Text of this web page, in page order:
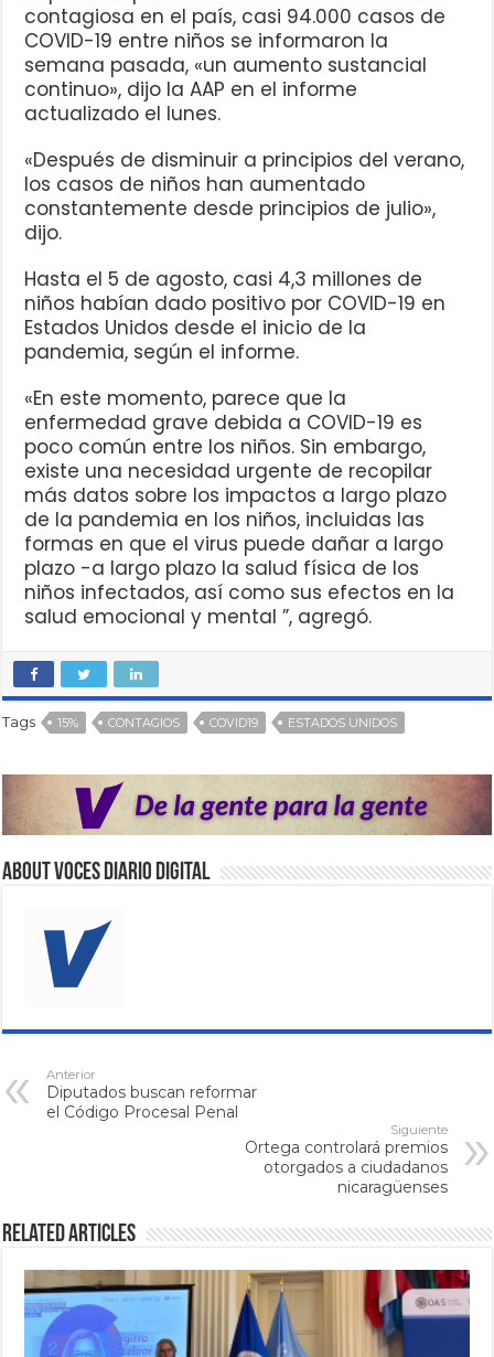
contagiosa en el país, casi 94.000 casos de
COVID-19 entre niños se informaron la
semana pasada, «un aumento sustancial
continuo», dijo la AAP en el informe
actualizado el lunes.
«Después de disminuir a principios del verano,
los casos de niños han aumentado
constantemente desde principios de julio»,
dijo.
Hasta el 5 de agosto, casi 4,3 millones de
niños habían dado positivo por COVID-19 en
Estados Unidos desde el inicio de la
pandemia, según el informe.
«En este momento, parece que la
enfermedad grave debida a COVID-19 es
poco común entre los niños. Sin embargo,
existe una necesidad urgente de recopilar
más datos sobre los impactos a largo plazo
de la pandemia en los niños, incluidas las
formas en que el virus puede dañar a largo
plazo -a largo plazo la salud física de los
niños infectados, así como sus efectos en la
salud emocional y mental ”, agregó.
Tags 15% CONTAGIOS COVID19 ESTADOS UNIDOS
About VOCES Diario digital
Anterior
Diputados buscan reformar
el Código Procesal Penal
Siguiente
Ortega controlará premios
otorgados a ciudadanos
nicaragüenses
Related Articles